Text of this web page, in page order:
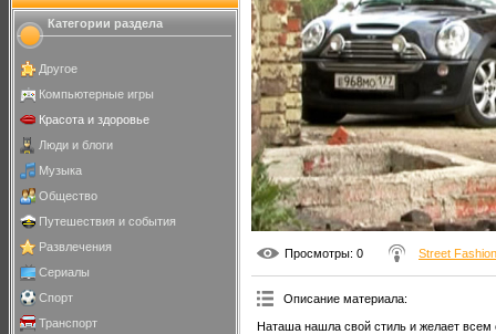
Категории раздела
Другое
Компьютерные игры
Красота и здоровье
Люди и блоги
Музыка
Общество
Путешествия и события
Развлечения
Сериалы
Спорт
Транспорт
Просмотры: 0 Street Fashion
Описание материала:
Наташа нашла свой стиль и желает всем